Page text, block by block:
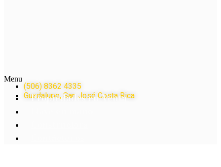
(506) 8362 4335
Guadalupe, San José Costa Rica
Menu
Propiedades en Venta